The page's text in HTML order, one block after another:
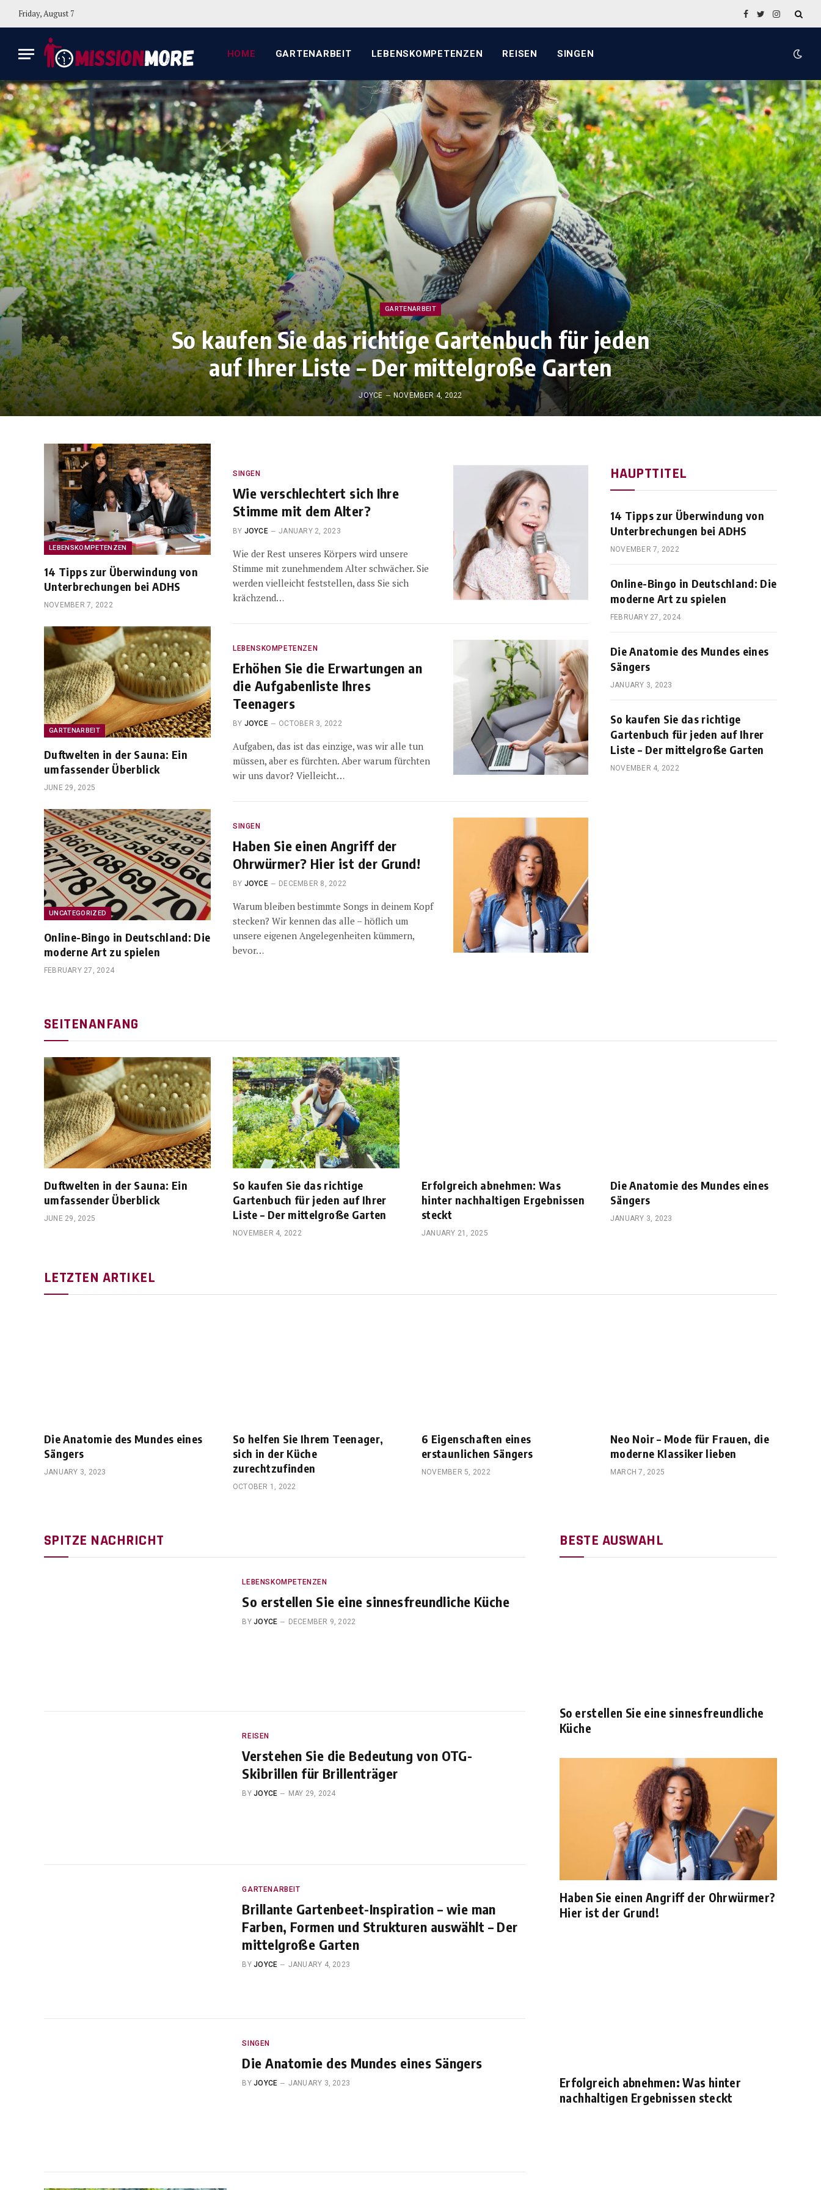
Friday, August 7 Facebook
TwitterInstagram
HOME GARTENARBEIT LEBENSKOMPETENZEN REISEN SINGEN
GARTENARBEIT
So kaufen Sie das richtige Gartenbuch für jeden
auf Ihrer Liste – Der mittelgroße Garten
JOYCE NOVEMBER 4, 2022
LEBENSKOMPETENZEN
14 Tipps zur Überwindung von
Unterbrechungen bei ADHS
NOVEMBER 7, 2022
GARTENARBEIT
Duftwelten in der Sauna: Ein
umfassender Überblick
JUNE 29, 2025
UNCATEGORIZED
Online-Bingo in Deutschland: Die
moderne Art zu spielen
FEBRUARY 27, 2024
SINGEN
Wie verschlechtert sich Ihre
Stimme mit dem Alter?
BY JOYCE JANUARY 2, 2023
Wie der Rest unseres Körpers wird unsere
Stimme mit zunehmendem Alter schwächer. Sie
werden vielleicht feststellen, dass Sie sich
krächzend…
LEBENSKOMPETENZEN
Erhöhen Sie die Erwartungen an
die Aufgabenliste Ihres
Teenagers
BY JOYCE OCTOBER 3, 2022
Aufgaben, das ist das einzige, was wir alle tun
müssen, aber es fürchten. Aber warum fürchten
wir uns davor? Vielleicht…
SINGEN
Haben Sie einen Angriff der
Ohrwürmer? Hier ist der Grund!
BY JOYCE DECEMBER 8, 2022
Warum bleiben bestimmte Songs in deinem Kopf
stecken? Wir kennen das alle – höflich um
unsere eigenen Angelegenheiten kümmern,
bevor…
HAUPTTITEL
14 Tipps zur Überwindung von
Unterbrechungen bei ADHS
NOVEMBER 7, 2022
Online-Bingo in Deutschland: Die
moderne Art zu spielen
FEBRUARY 27, 2024
Die Anatomie des Mundes eines
Sängers
JANUARY 3, 2023
So kaufen Sie das richtige
Gartenbuch für jeden auf Ihrer
Liste – Der mittelgroße Garten
NOVEMBER 4, 2022
SEITENANFANG
Duftwelten in der Sauna: Ein
umfassender Überblick
JUNE 29, 2025
So kaufen Sie das richtige
Gartenbuch für jeden auf Ihrer
Liste – Der mittelgroße Garten
NOVEMBER 4, 2022
Erfolgreich abnehmen: Was
hinter nachhaltigen Ergebnissen
steckt
JANUARY 21, 2025
Die Anatomie des Mundes eines
Sängers
JANUARY 3, 2023
LETZTEN ARTIKEL
Die Anatomie des Mundes eines
Sängers
JANUARY 3, 2023
So helfen Sie Ihrem Teenager,
sich in der Küche
zurechtzufinden
OCTOBER 1, 2022
6 Eigenschaften eines
erstaunlichen Sängers
NOVEMBER 5, 2022
Neo Noir – Mode für Frauen, die
moderne Klassiker lieben
MARCH 7, 2025
SPITZE NACHRICHT
LEBENSKOMPETENZEN
So erstellen Sie eine sinnesfreundliche Küche
BY JOYCE DECEMBER 9, 2022
REISEN
Verstehen Sie die Bedeutung von OTG-
Skibrillen für Brillenträger
BY JOYCE MAY 29, 2024
GARTENARBEIT
Brillante Gartenbeet-Inspiration – wie man
Farben, Formen und Strukturen auswählt – Der
mittelgroße Garten
BY JOYCE JANUARY 4, 2023
SINGEN
Die Anatomie des Mundes eines Sängers
BY JOYCE JANUARY 3, 2023
BESTE AUSWAHL
So erstellen Sie eine sinnesfreundliche
Küche
Haben Sie einen Angriff der Ohrwürmer?
Hier ist der Grund!
Erfolgreich abnehmen: Was hinter
nachhaltigen Ergebnissen steckt